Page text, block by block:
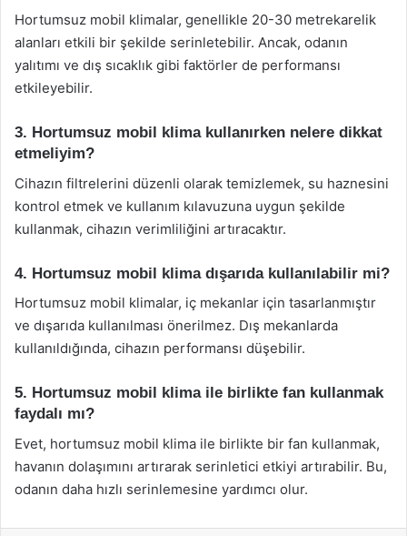
Hortumsuz mobil klimalar, genellikle 20-30 metrekarelik
alanları etkili bir şekilde serinletebilir. Ancak, odanın
yalıtımı ve dış sıcaklık gibi faktörler de performansı
etkileyebilir.
3. Hortumsuz mobil klima kullanırken nelere dikkat
etmeliyim?
Cihazın filtrelerini düzenli olarak temizlemek, su haznesini
kontrol etmek ve kullanım kılavuzuna uygun şekilde
kullanmak, cihazın verimliliğini artıracaktır.
4. Hortumsuz mobil klima dışarıda kullanılabilir mi?
Hortumsuz mobil klimalar, iç mekanlar için tasarlanmıştır
ve dışarıda kullanılması önerilmez. Dış mekanlarda
kullanıldığında, cihazın performansı düşebilir.
5. Hortumsuz mobil klima ile birlikte fan kullanmak
faydalı mı?
Evet, hortumsuz mobil klima ile birlikte bir fan kullanmak,
havanın dolaşımını artırarak serinletici etkiyi artırabilir. Bu,
odanın daha hızlı serinlemesine yardımcı olur.